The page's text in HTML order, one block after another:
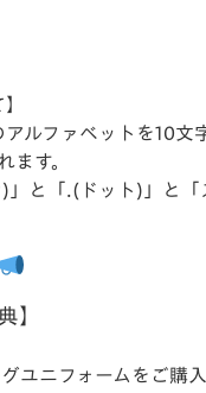
ルファベットを10文
ます。
と「.(ドット)」と「
】
ユニフォームをご購